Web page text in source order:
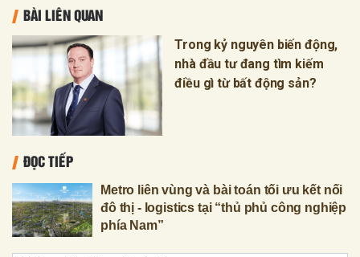
BÀI LIÊN QUAN
Trong kỷ nguyên biến động,
nhà đầu tư đang tìm kiếm
điều gì từ bất động sản?
ĐỌC TIẾP
Metro liên vùng và bài toán tối ưu kết nối
đô thị - logistics tại “thủ phủ công nghiệp
phía Nam”